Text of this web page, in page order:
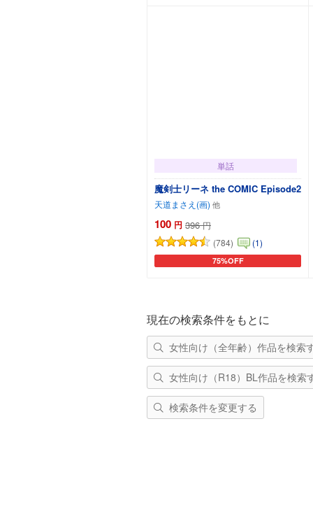
単話
魔剣士リーネ the COMIC Episode2
天道まさえ(画)
100 円 396 円
(784)
(1)
75%OFF
カートに追加
現在の検索条件をもとに
女性向け（全年齢）作品を検索
女性向け（R18）BL作品を検索
検索条件を変更する